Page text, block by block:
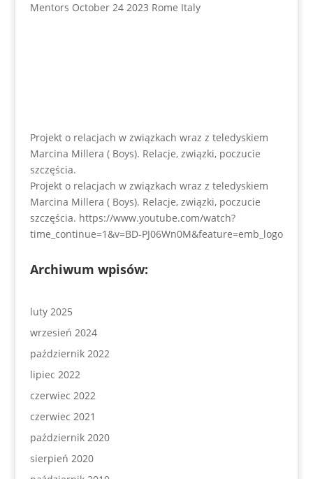
Mentors October 24 2023 Rome Italy
Projekt o relacjach w związkach wraz z teledyskiem
Marcina Millera ( Boys). Relacje, związki, poczucie
szczęścia.
Projekt o relacjach w związkach wraz z teledyskiem
Marcina Millera ( Boys). Relacje, związki, poczucie
szczęścia. https://www.youtube.com/watch?
time_continue=1&v=BD-PJ06Wn0M&feature=emb_logo
Archiwum wpisów:
luty 2025
wrzesień 2024
październik 2022
lipiec 2022
czerwiec 2022
czerwiec 2021
październik 2020
sierpień 2020